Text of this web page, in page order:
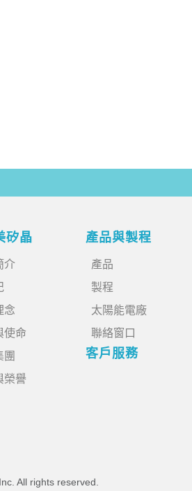
矽晶
介
念
使命
團
榮譽
產品與製程
產品
製程
太陽能電廠
聯絡窗口
客戶服務
All rights reserved.